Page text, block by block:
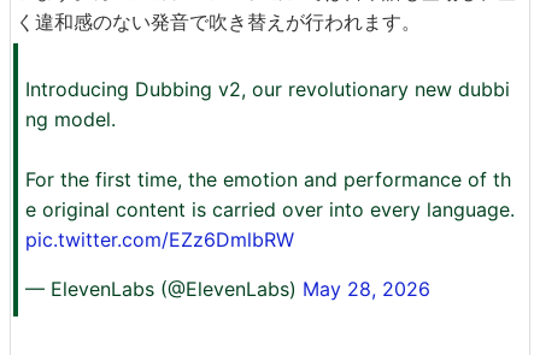
く違和感のない発音で吹き替えが行われます。
Introducing Dubbing v2, our revolutionary new dubbi
ng model.
For the first time, the emotion and performance of th
e original content is carried over into every language.
pic.twitter.com/EZz6DmlbRW
— ElevenLabs (@ElevenLabs) May 28, 2026